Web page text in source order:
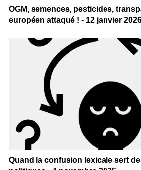
OGM, semences, pesticides,
européen attaqué ! - 12 janvier 2026
Quand la confusion lexicale sert